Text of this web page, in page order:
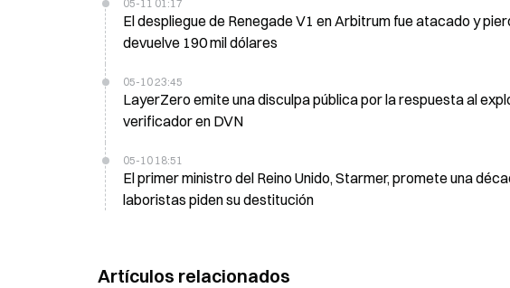
05-11 01:17
El despliegue de Renegade V1 en Arbitrum fue atacado y
devuelve 190 mil dólares
05-10 23:45
LayerZero emite una disculpa pública por la respuesta al
verificador en DVN
05-10 18:51
El primer ministro del Reino Unido, Starmer, promete una
laboristas piden su destitución
Artículos relacionados